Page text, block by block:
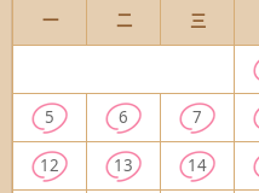
一
二 三
5 6 7
12 13 14